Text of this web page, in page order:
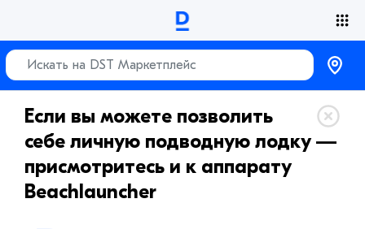
Если вы можете позволить
себе личную подводную лодку —
присмотритесь и к аппарату
Beachlauncher